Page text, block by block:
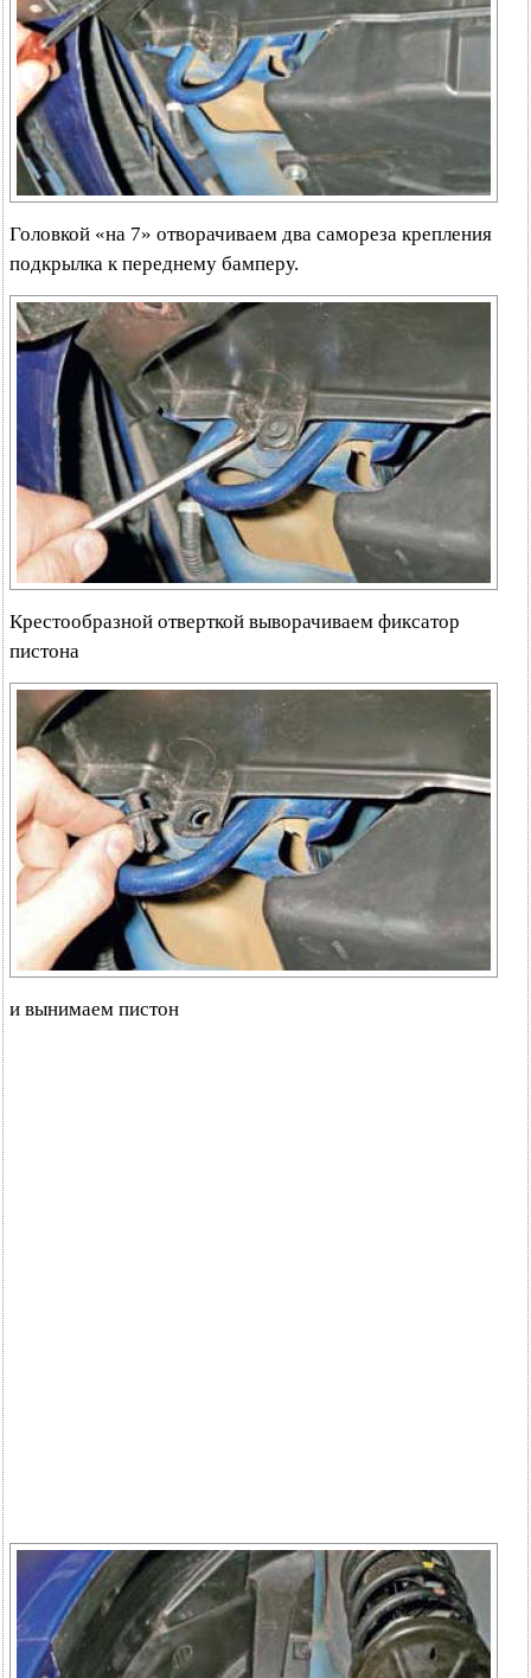
Головкой «на 7» отворачиваем два самореза крепления
подкрылка к переднему бамперу.
Крестообразной отверткой выворачиваем фиксатор
пистона
и вынимаем пистон